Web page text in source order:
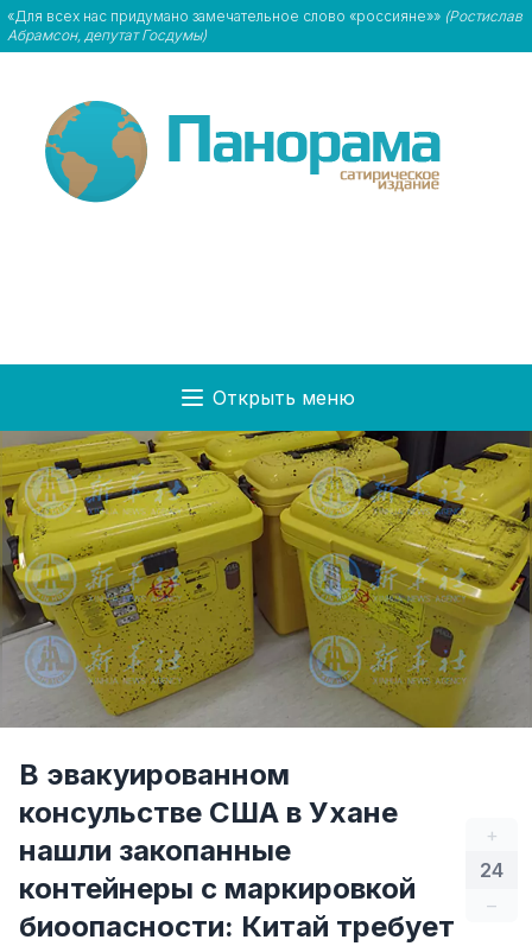
«Для всех нас придумано замечательное слово «россияне»» (Ростислав
Абрамсон, депутат Госдумы)
Открыть меню
+
24
–
В эвакуированном
консульстве США в Ухане
нашли закопанные
контейнеры с маркировкой
биоопасности: Китай требует